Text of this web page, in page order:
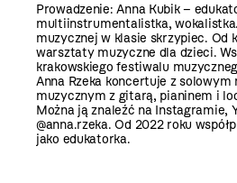
Prowadzenie: Anna Kubik –
multiinstrumentalistka,
muzycznej w klasie skrzypiec. Od
warsztaty muzyczne dla dzieci.
krakowskiego festiwalu
Anna Rzeka koncertuje z solowym
muzycznym z gitarą, pianinem i
Można ją znaleźć na Instagramie,
@anna.rzeka. Od 2022 roku
jako edukatorka.